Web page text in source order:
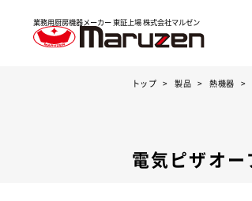
業務用厨房機器メーカー 東証上場株式会社マルゼン
トップ 製品 熱機器
電気ピザオー